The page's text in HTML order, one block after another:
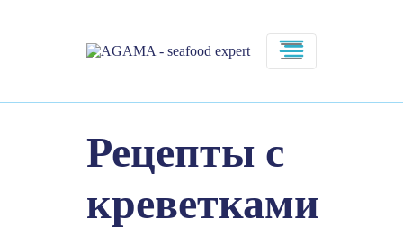
Рецепты c
креветками